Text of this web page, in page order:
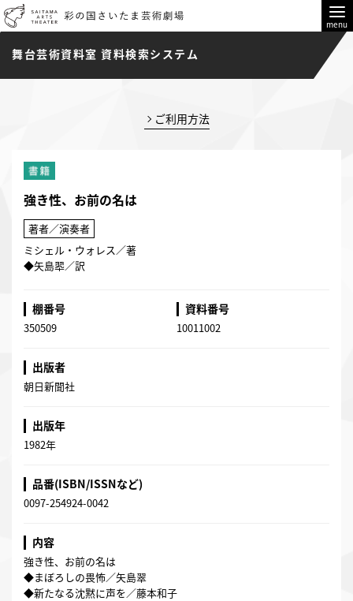
menu
舞台芸術資料室 資料検索システム
ご利用方法
強き性、お前の名は
著者／演奏者
ミシェル・ウォレス／著
◆矢島翆／訳
棚番号
350509
資料番号
10011002
出版者
朝日新聞社
出版年
1982年
品番(ISBN/ISSNなど)
0097-254924-0042
内容
強き性、お前の名は
◆まぼろしの畏怖／矢島翠
◆新たなる沈黙に声を／藤本和子